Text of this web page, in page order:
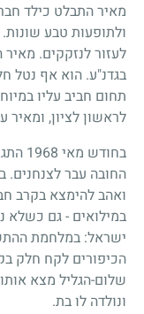
מאיר התבלט כילד
ולתופעות טבע
לעזור לנזקקים.
בגדנ"ע. הוא אף נטל
תחום חביב עליו
לראשון לציון, ומאיר
בחודש מאי 1968
החובה עבר לצנחנים.
ואהב להימצא בקרב
במילואים - גם
ישראל: במלחמת
הכיפורים לקח חלק
שלום-הגליל מצא
ונולדה לו בת.